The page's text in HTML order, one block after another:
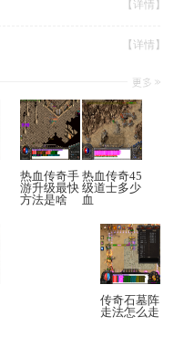
【详情】
【详情】
热血传奇手
游升级最快
方法是啥
热血传奇45
级道士多少
血
传奇石墓阵
走法怎么走